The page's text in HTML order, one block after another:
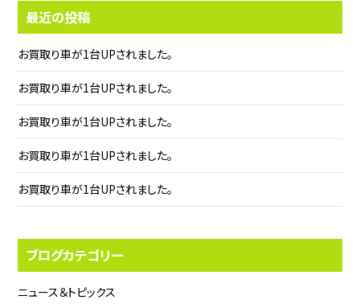
最近の投稿
お買取り車が1台UPされました。
お買取り車が1台UPされました。
お買取り車が1台UPされました。
お買取り車が1台UPされました。
お買取り車が1台UPされました。
ブログカテゴリー
ニュース＆トピックス